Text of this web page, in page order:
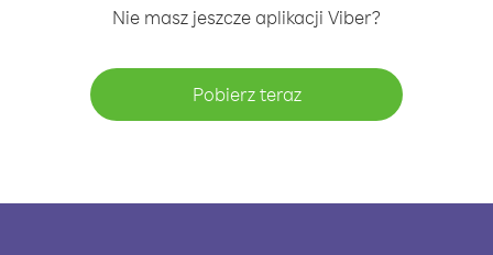
Nie masz jeszcze aplikacji Viber?
Pobierz teraz